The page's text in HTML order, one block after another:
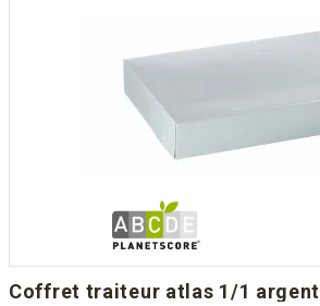
coffret traiteur atlas 1/1 argent